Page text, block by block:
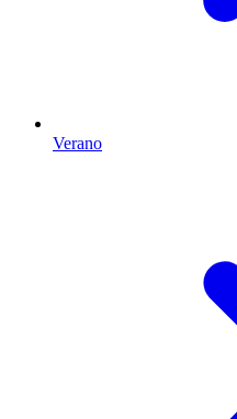
Verano